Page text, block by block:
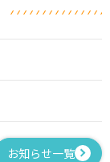
お知らせ一覧